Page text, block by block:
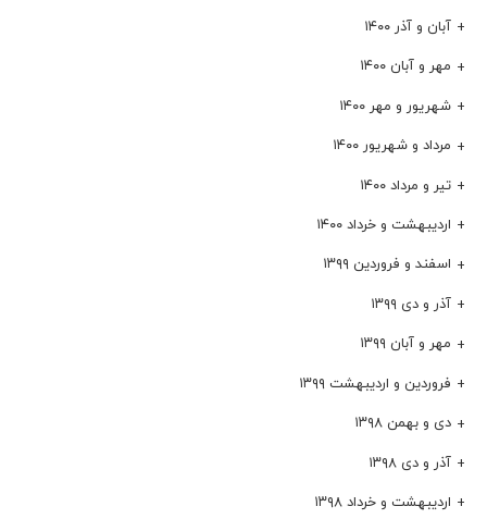
آبان و آذر ۱۴۰۰
مهر و آبان ۱۴۰۰
شهریور و مهر ۱۴۰۰
مرداد و شهریور ۱۴۰۰
تیر و مرداد ۱۴۰۰
اردیبهشت و خرداد ۱۴۰۰
اسفند و فروردین ۱۳۹۹
آذر و دی ۱۳۹۹
مهر و آبان ۱۳۹۹
فروردین و اردیبهشت ۱۳۹۹
دی و بهمن ۱۳۹۸
آذر و دی ۱۳۹۸
اردیبهشت و خرداد ۱۳۹۸